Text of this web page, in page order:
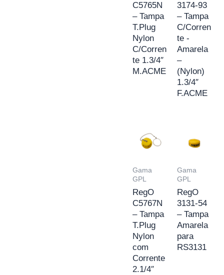
C5765N
– Tampa
T.Plug
Nylon
C/Corren
te 1.3/4″
M.ACME
3174-93
– Tampa
C/Corren
te -
Amarela
–
(Nylon)
1.3/4″
F.ACME
Gama
GPL
RegO
C5767N
– Tampa
T.Plug
Nylon
com
Corrente
2.1/4″
Gama
GPL
RegO
3131-54
– Tampa
Amarela
para
RS3131